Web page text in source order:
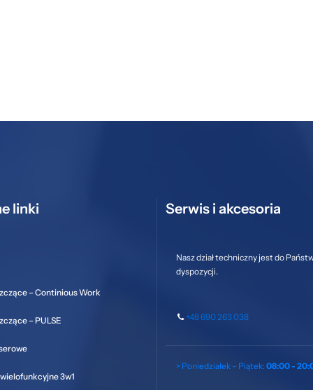
linki
– Continious Work
– PULSE
3w1
Serwis i akcesoria
Nasz dział techniczny jest do
dyspozycji.
+48 690 263 038
> Poniedziałek – Piątek: 08:00 -